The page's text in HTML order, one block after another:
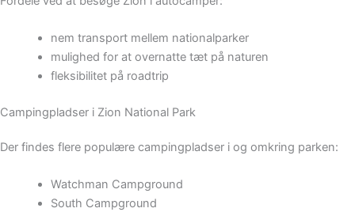
nem transport mellem nationalparker
mulighed for at overnatte tæt på naturen
fleksibilitet på roadtrip
Campingpladser i Zion National Park
Der findes flere populære campingpladser i og omkring parken:
Watchman Campground
South Campground